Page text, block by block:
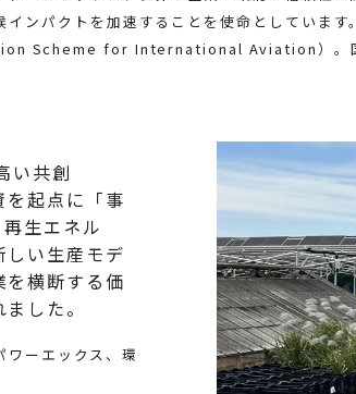
ンパクトを加速することを使命としています。
Scheme for International Aviation）。国
い共創
起点に「事
生エネル
い生産モデ
横断する価
した。
ワーエックス、環